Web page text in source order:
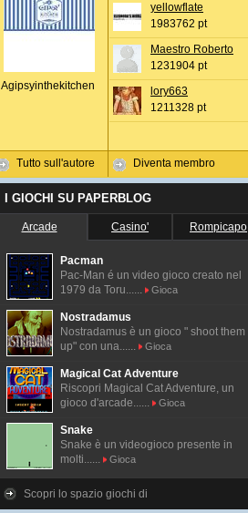
Agipsyinthekitchen
Tutto sull'autore
yellowflate
1983762 pt
Maestro Roberto
1231904 pt
lory663
1211328 pt
Diventa membro
I GIOCHI SU PAPERBLOG
Arcade Casino' Rompicapo
Pacman
Pac-Man é un video gioco creato nel
1979 da Toru......
Gioca
Nostradamus
Nostradamus è un gioco " shoot them
up" con una......
Gioca
Magical Cat Adventure
Riscopri Magical Cat Adventure, un
gioco d'arcade......
Gioca
Snake
Snake è un videogioco presente in
molti......
Gioca
Scopri lo spazio giochi di